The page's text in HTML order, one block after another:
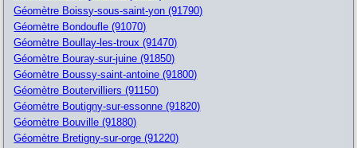
Géomètre Boissy-sous-saint-yon (91790)
Géomètre Bondoufle (91070)
Géomètre Boullay-les-troux (91470)
Géomètre Bouray-sur-juine (91850)
Géomètre Boussy-saint-antoine (91800)
Géomètre Boutervilliers (91150)
Géomètre Boutigny-sur-essonne (91820)
Géomètre Bouville (91880)
Géomètre Bretigny-sur-orge (91220)